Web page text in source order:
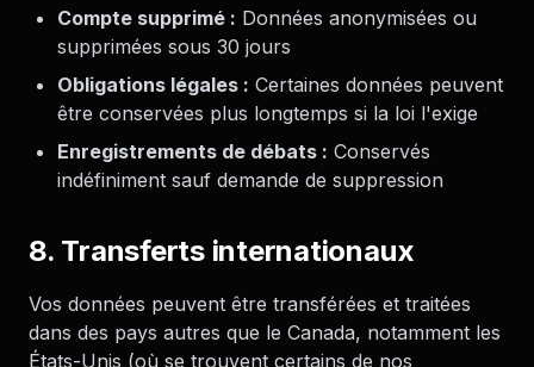
Compte supprimé : Données anonymisées ou
supprimées sous 30 jours
Obligations légales : Certaines données peuvent
être conservées plus longtemps si la loi l'exige
Enregistrements de débats : Conservés
indéfiniment sauf demande de suppression
8. Transferts internationaux
Vos données peuvent être transférées et traitées
dans des pays autres que le Canada, notamment les
États-Unis (où se trouvent certains de nos